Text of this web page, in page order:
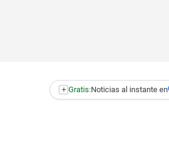
+ Gratis:Noticias al instante en